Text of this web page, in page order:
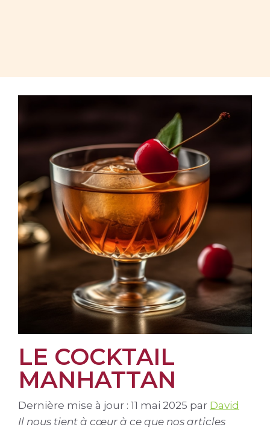
LE COCKTAIL
MANHATTAN
Dernière mise à jour : 11 mai 2025 par David
Il nous tient à cœur à ce que nos articles